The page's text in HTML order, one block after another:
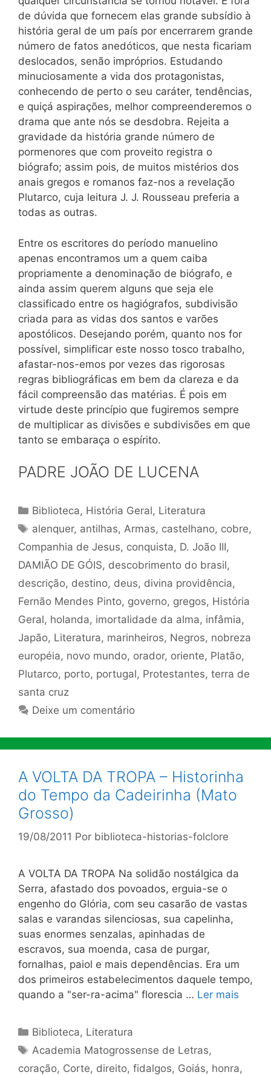
de dúvida que fornecem elas grande subsídio à
história geral de um país por encerrarem grande
número de fatos anedóticos, que nesta ficariam
deslocados, senão impróprios. Estudando
minuciosamente a vida dos protagonistas,
conhecendo de perto o seu caráter, tendências,
e quiçá aspirações, melhor compreenderemos o
drama que ante nós se desdobra. Rejeita a
gravidade da história grande número de
pormenores que com proveito registra o
biógrafo; assim pois, de muitos mistérios dos
anais gregos e romanos faz-nos a revelação
Plutarco, cuja leitura J. J. Rousseau preferia a
todas as outras.
Entre os escritores do período manuelino
apenas encontramos um a quem caiba
propriamente a denominação de biógrafo, e
ainda assim querem alguns que seja ele
classificado entre os hagiógrafos, subdivisão
criada para as vidas dos santos e varões
apostólicos. Desejando porém, quanto nos for
possível, simplificar este nosso tosco trabalho,
afastar-nos-emos por vezes das rigorosas
regras bibliográficas em bem da clareza e da
fácil compreensão das matérias. É pois em
virtude deste princípio que fugiremos sempre
de multiplicar as divisões e subdivisões em que
tanto se embaraça o espírito.
PADRE JOÃO DE LUCENA
Categorias
Biblioteca, História Geral, Literatura
Tags
alenquer, antilhas,Armas, castelhano, cobre,
Companhia de Jesus, conquista, D. João III,
DAMIÃO DE GÓIS, descobrimento do brasil,
descrição, destino, deus, divina providência,
Fernão Mendes Pinto, governo, gregos, História
Geral, holanda, imortalidade da alma, infâmia,
Japão, Literatura, marinheiros, Negros, nobreza
européia, novo mundo, orador, oriente, Platão,
Plutarco, porto, portugal, Protestantes, terra de
santa cruz
Deixe um comentário
A VOLTA DA TROPA – Historinha
do Tempo da Cadeirinha (Mato
Grosso)
19/08/2011 Por biblioteca-historias-folclore
A VOLTA DA TROPA Na solidão nostálgica da
Serra, afastado dos povoados, erguia-se o
engenho do Glória, com seu casarão de vastas
salas e varandas silenciosas, sua capelinha,
suas enormes senzalas, apinhadas de
escravos, sua moenda, casa de purgar,
fornalhas, paiol e mais dependências. Era um
dos primeiros estabelecimentos daquele tempo,
quando a "ser-ra-acima" florescia … Ler mais
Categorias
Biblioteca, Literatura
Tags
Academia Matogrossense de Letras,
coração, Corte, direito, fidalgos, Goiás, honra,